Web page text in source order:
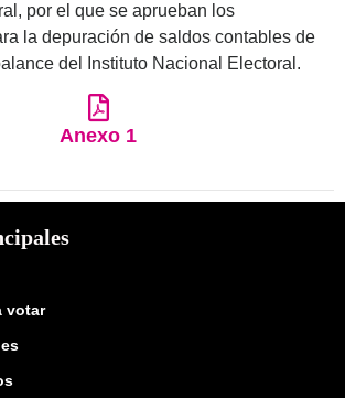
por el que se aprueban los
la depuración de saldos contables de
del Instituto Nacional Electoral.
Anexo 1
votar